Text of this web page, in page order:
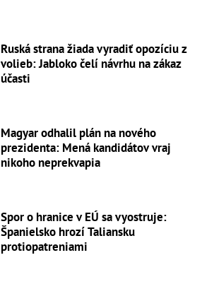
Ruská strana žiada vyradiť opozíciu z
volieb: Jabloko čelí návrhu na zákaz
účasti
Magyar odhalil plán na nového
prezidenta: Mená kandidátov vraj
nikoho neprekvapia
Spor o hranice v EÚ sa vyostruje:
Španielsko hrozí Taliansku
protiopatreniami